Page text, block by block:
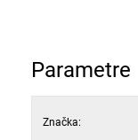
Parametre
Značka: